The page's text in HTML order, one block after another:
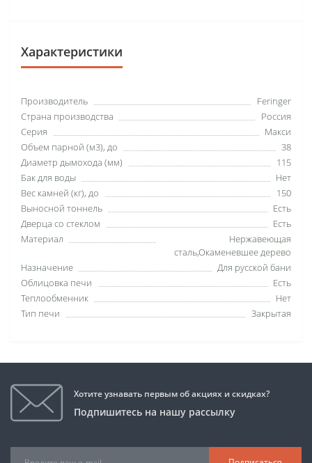
Характеристики
Производитель
Feringer
Страна производства
Россия
Серия
Макси
Объем парной (м3), до
38
Диаметр дымохода (мм)
115
Бак для воды
Нет
Вес камней (кг), до
150
Выносной тоннель
Есть
Дверца со стеклом
Есть
Материал
Нержавеющая
сталь,Окаменевшее дерево
Назначение
Для русской бани
Облицовка печи
Есть
Теплообменник
Нет
Тип печи
Закрытая
Хотите узнавать первым об акциях и скидках?
Подпишитесь на нашу рассылку